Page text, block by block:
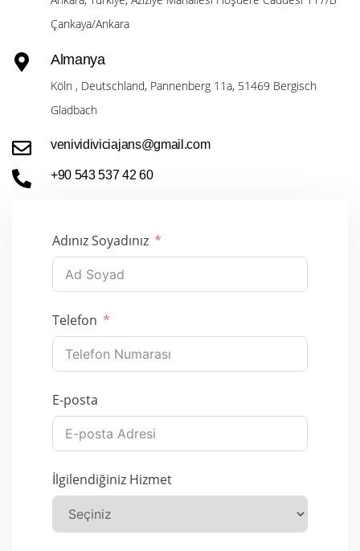
Çankaya/Ankara
Almanya
Köln , Deutschland, Pannenberg 11a, 51469 Bergisch
Gladbach
venividiviciajans@gmail.com
+90 543 537 42 60
Adınız Soyadınız
Telefon
E-posta
İlgilendiğiniz Hizmet